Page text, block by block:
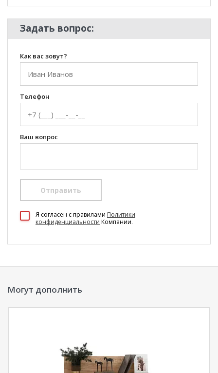
Задать вопрос:
Как вас зовут?
Телефон
Ваш вопрос
Отправить
Я согласен c правилами Политики
конфиденциальности Компании.
Могут дополнить